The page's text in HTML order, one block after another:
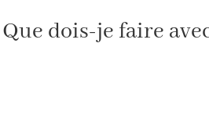
dois-je faire